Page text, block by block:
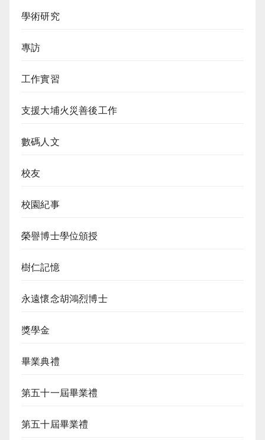
學術研究
專訪
工作實習
支援大埔火災善後工作
數碼人文
校友
校園紀事
榮譽博士學位頒授
樹仁記憶
永遠懷念胡鴻烈博士
獎學金
畢業典禮
第五十一屆畢業禮
第五十屆畢業禮